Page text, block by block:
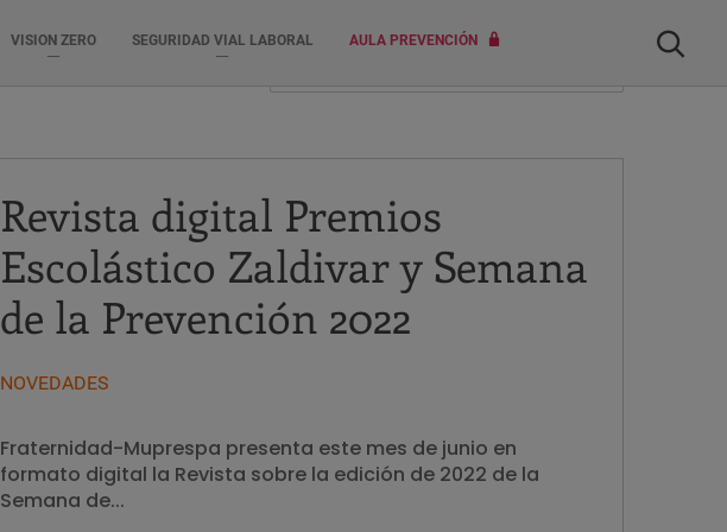
VISION ZERO SEGURIDAD VIAL LABORAL AULA PREVENCIÓN Buscar
Revista digital Premios
Escolástico Zaldivar y Semana
de la Prevención 2022
NOVEDADES
Fraternidad-Muprespa presenta este mes de junio en
formato digital la Revista sobre la edición de 2022 de la
Semana de...